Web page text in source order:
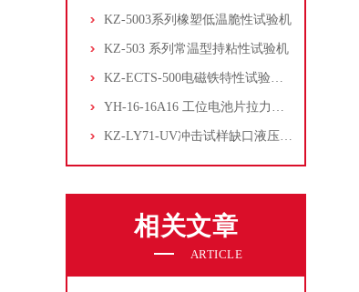
KZ-5003系列橡塑低温脆性试验机
KZ-503 系列常温型持粘性试验机
KZ-ECTS-500电磁铁特性试验系统
YH-16-16A16 工位电池片拉力试验机
KZ-LY71-UV冲击试样缺口液压拉床
相关文章
ARTICLE